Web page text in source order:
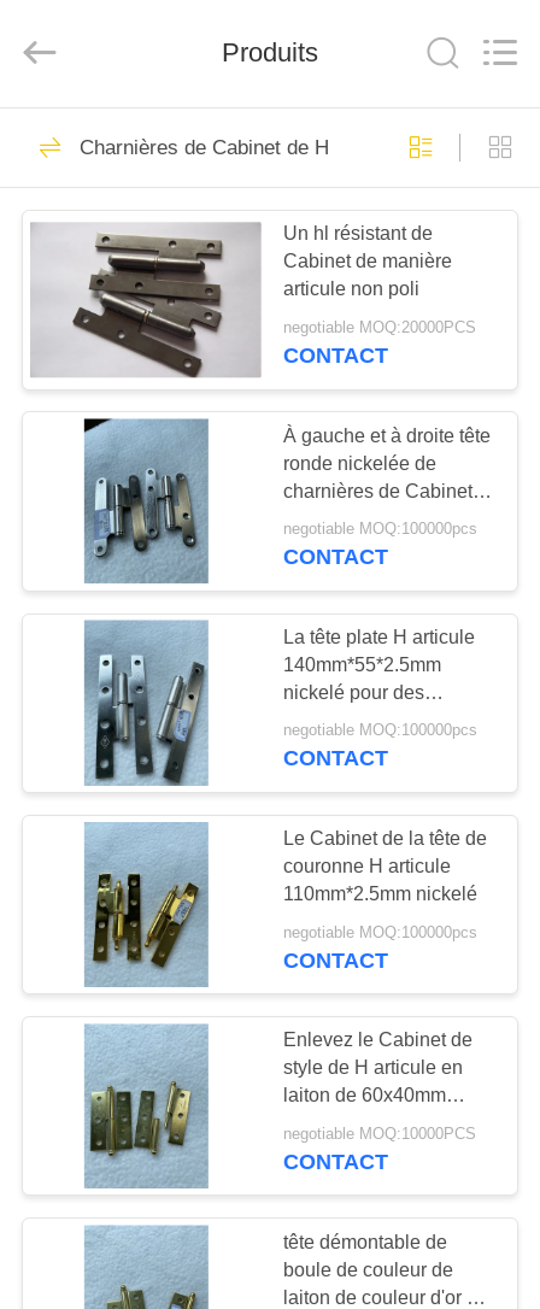
MAISON
PRODUITS
VIDÉOS
SUJET
NOUS
VISITE
D'USINE
CONTRÔLE
QUALITÉ
CONTACTEZ-
NOUS
NOUVELLES
PLAN
PRIVACY
POLICY
HongFengDa
Hardware
Charnières de porte
en métal
Charnière
affleurante
7
charnières de porte
résistantes
26
Enlevez les
charnières
16
Charnière de porte
de sécurité
Produits
Charnières de Cabinet de H
Un hl résistant de
Cabinet de manière
articule non poli
negotiable MOQ:20000PCS
CONTACT
À gauche et à droite tête
ronde nickelée de
charnières de Cabinet
de 95mm H
negotiable MOQ:100000pcs
CONTACT
La tête plate H articule
140mm*55*2.5mm
nickelé pour des
Cabinets
negotiable MOQ:100000pcs
CONTACT
Le Cabinet de la tête de
couronne H articule
110mm*2.5mm nickelé
negotiable MOQ:100000pcs
CONTACT
Enlevez le Cabinet de
style de H articule en
laiton de 60x40mm
plaqué
negotiable MOQ:10000PCS
CONTACT
tête démontable de
boule de couleur de
laiton de couleur d'or de